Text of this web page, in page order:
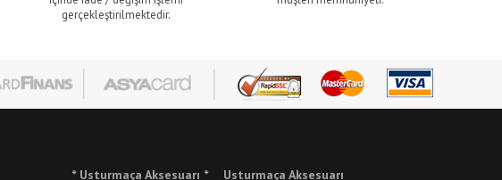
gerçekleştirilmektedir.
* Usturmaça Aksesuarı *
Usturmaça Aksesuarı